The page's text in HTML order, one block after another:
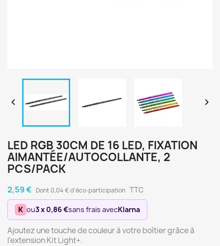
 
LED RGB 30CM DE 16 LED, FIXATION
AIMANTÉE/AUTOCOLLANTE, 2
PCS/PACK
2,59 € Dont 0,04 € d'éco-participation TTC
K ou3 x 0,86 €sans frais avecKlarna
Ajoutez une touche de couleur à votre boîtier grâce à
l’extension Kit Light+.